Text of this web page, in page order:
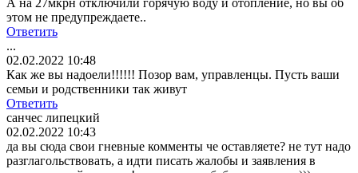
А на 27мкрн отключили горячую воду и отопление, но вы об
этом не предупреждаете..
Ответить
...
02.02.2022 10:48
Как же вы надоели!!!!!! Позор вам, управленцы. Пусть ваши
семьи и родственники так живут
Ответить
санчес липецкий
02.02.2022 10:43
да вы сюда свои гневные комменты че оставляете? не тут надо
разглагольствовать, а идти писать жалобы и заявления в